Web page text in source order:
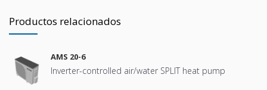
Productos relacionados
AMS 20-6
Inverter-controlled air/water SPLIT heat pump